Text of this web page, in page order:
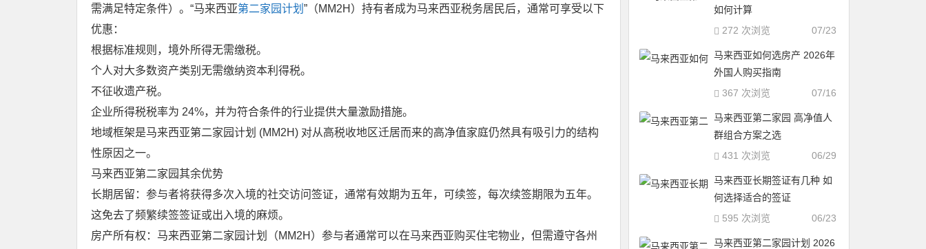
需满足特定条件）。“马来西亚第二家园计划 ”（MM2H）持有者成为马来西亚税务居民后，通常可享受以下
优惠：
根据标准规则，境外所得无需缴税。
个人对大多数资产类别无需缴纳资本利得税。
不征收遗产税。
企业所得税税率为 24%，并为符合条件的行业提供大量激励措施。
地域框架是马来西亚第二家园计划 (MM2H) 对从高税收地区迁居而来的高净值家庭仍然具有吸引力的结构
性原因之一。
马来西亚第二家园其余优势
长期居留：参与者将获得多次入境的社交访问签证，通常有效期为五年，可续签，每次续签期限为五年。
这免去了频繁续签签证或出入境的麻烦。
房产所有权：马来西亚第二家园计划（MM2H）参与者通常可以在马来西亚购买住宅物业，但需遵守各州
如何计算
07/23
272 次浏览
马来西亚如何选房产 2026年
外国人购买指南
07/16
367 次浏览
马来西亚第二家园 高净值人
群组合方案之选
06/29
431 次浏览
马来西亚长期签证有几种 如
何选择适合的签证
06/23
595 次浏览
马来西亚第二家园计划 2026